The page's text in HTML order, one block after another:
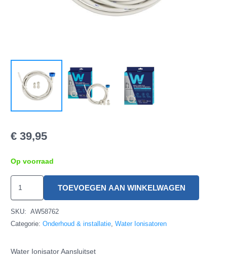
€ 39,95
Op voorraad
Ionisator
Aansluitset
hoeveelheid
TOEVOEGEN AAN WINKELWAGEN
SKU:
AW58762
Categorie: Onderhoud & installatie, Water Ionisatoren
Water Ionisator Aansluitset